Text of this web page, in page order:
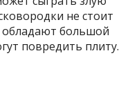
не стоит
обладают большой
повредить плиту.